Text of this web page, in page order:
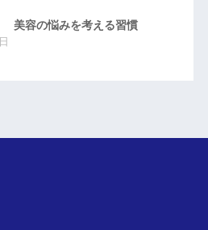
美容の悩みを考える習慣